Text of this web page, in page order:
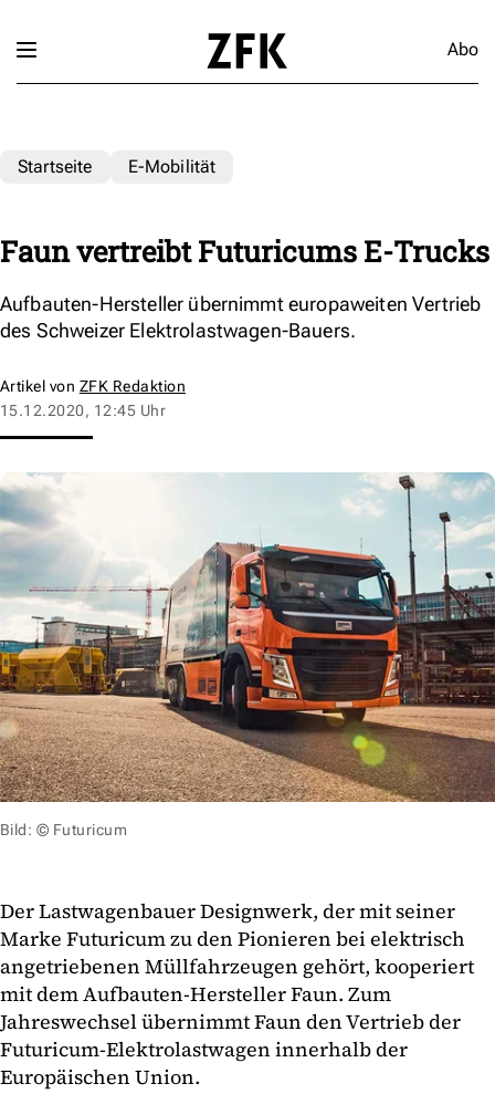
Abo
Startseite E-Mobilität
Faun vertreibt Futuricums E-Trucks
Aufbauten-Hersteller übernimmt europaweiten Vertrieb
des Schweizer Elektrolastwagen-Bauers.
Artikel von ZFK Redaktion
15.12.2020, 12:45 Uhr
Bild: © Futuricum
Der Lastwagenbauer Designwerk, der mit seiner
Marke Futuricum zu den Pionieren bei elektrisch
angetriebenen Müllfahrzeugen gehört, kooperiert
mit dem Aufbauten-Hersteller Faun. Zum
Jahreswechsel übernimmt Faun den Vertrieb der
Futuricum-Elektrolastwagen innerhalb der
Europäischen Union.